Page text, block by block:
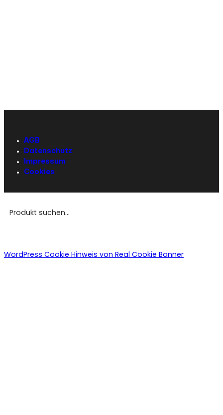
AGB
Datenschutz
Impressum
Cookies
WordPress Cookie Hinweis von Real Cookie Banner